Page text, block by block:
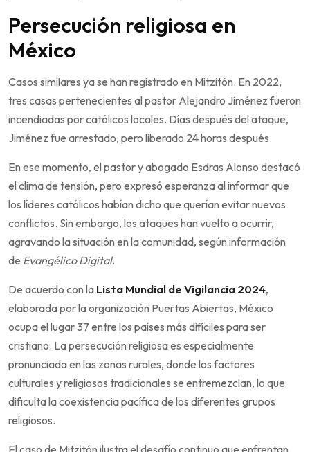
Persecución religiosa en
México
Casos similares ya se han registrado en Mitzitón. En 2022,
tres casas pertenecientes al pastor Alejandro Jiménez fueron
incendiadas por católicos locales. Días después del ataque,
Jiménez fue arrestado, pero liberado 24 horas después.
En ese momento, el pastor y abogado Esdras Alonso destacó
el clima de tensión, pero expresó esperanza al informar que
los líderes católicos habían dicho que querían evitar nuevos
conflictos. Sin embargo, los ataques han vuelto a ocurrir,
agravando la situación en la comunidad, según información
de Evangélico Digital.
De acuerdo con la Lista Mundial de Vigilancia 2024,
elaborada por la organización Puertas Abiertas, México
ocupa el lugar 37 entre los países más difíciles para ser
cristiano. La persecución religiosa es especialmente
pronunciada en las zonas rurales, donde los factores
culturales y religiosos tradicionales se entremezclan, lo que
dificulta la coexistencia pacífica de los diferentes grupos
religiosos.
El caso de Mitzitón ilustra el desafío continuo que enfrentan